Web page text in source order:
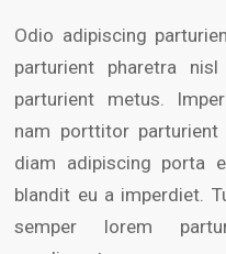
Odio adipiscing
parturient pharetra
parturient metus.
nam porttitor parturient
diam adipiscing porta
blandit eu a imperdiet.
semper lorem